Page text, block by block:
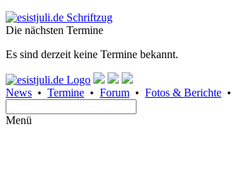
Die nächsten Termine
Es sind derzeit keine Termine bekannt.
News • Termine • Forum • Fotos & Berichte •
Menü